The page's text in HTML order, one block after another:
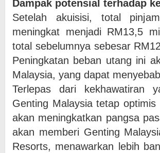
Dampak potensial terhadap
Setelah akuisisi, total
meningkat menjadi RM13,5
total sebelumnya sebesar
Peningkatan beban utang ini
Malaysia, yang dapat
Terlepas dari kekhawatiran
Genting Malaysia tetap
akan meningkatkan pangsa
akan memberi Genting
Resorts, menawarkan lebih